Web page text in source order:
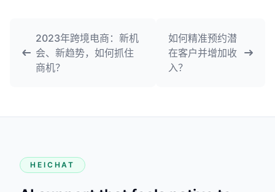
2023年跨境电商：新机
会、新趋势，如何抓住
商机？
如何精准预约潜
在客户并增加收
入？
HEICHAT